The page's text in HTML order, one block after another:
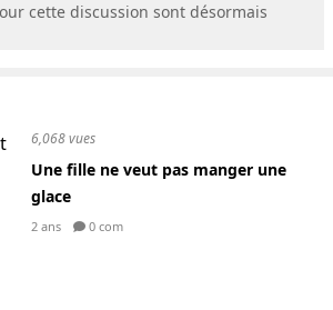
cette discussion sont désormais
6,068 vues
Une fille ne veut pas manger une
glace
2 ans 0 com